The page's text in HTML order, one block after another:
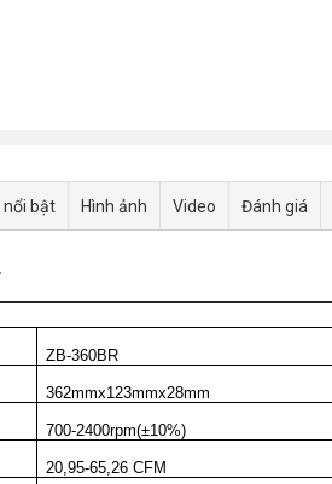
nổi bật Hình ảnh Video Đánh giá
ZB-360BR
362mmx123mmx28mm
700-2400rpm(±10%)
20,95-65,26 CFM